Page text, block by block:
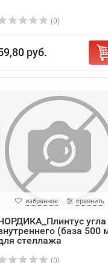
(0)
руб.
избранное сравнить
угла
(база 500
стеллажа
(0)